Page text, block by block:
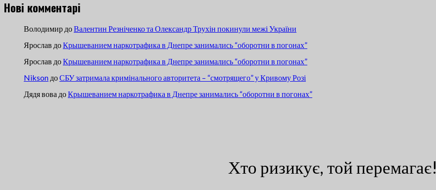
Нові комментарі
Володимир доВалентин Резніченко та Олександр Трухін покинули межі України
Ярослав доКрышеванием наркотрафика в Днепре занимались “оборотни в погонах”
Ярослав доКрышеванием наркотрафика в Днепре занимались “оборотни в погонах”
Nikson доСБУ затримала кримінального авторитета – “смотрящего” у Кривому Розі
Дядя вова доКрышеванием наркотрафика в Днепре занимались “оборотни в погонах”
Хто ризикує, той перемагає!